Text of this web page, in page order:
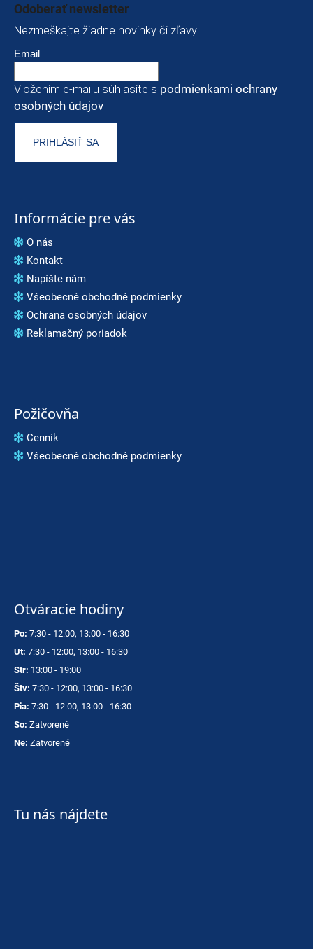
Odoberať newsletter
Nezmeškajte žiadne novinky či zľavy!
Email
Vložením e-mailu súhlasíte s podmienkami ochrany
osobných údajov
PRIHLÁSIŤ SA
Informácie pre vás
O nás
Kontakt
Napíšte nám
Všeobecné obchodné podmienky
Ochrana osobných údajov
Reklamačný poriadok
Požičovňa
Cenník
Všeobecné obchodné podmienky
Otváracie hodiny
Po: 7:30 - 12:00, 13:00 - 16:30
Ut: 7:30 - 12:00, 13:00 - 16:30
Str: 13:00 - 19:00
Štv: 7:30 - 12:00, 13:00 - 16:30
Pia: 7:30 - 12:00, 13:00 - 16:30
So: Zatvorené
Ne: Zatvorené
Tu nás nájdete